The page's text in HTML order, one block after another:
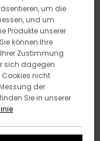
um die
und um
Produkte unserer
können Ihre
Zustimmung
sich dagegen
Cookies nicht
der
Sie in unserer